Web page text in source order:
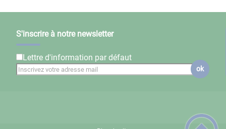
S'inscrire à notre newsletter
Lettre d'information par défaut
ok